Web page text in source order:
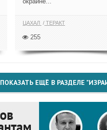
ЦАХАЛ ТЕРАКТ
255
ПОКАЗАТЬ ЕЩЁ В РАЗДЕЛЕ